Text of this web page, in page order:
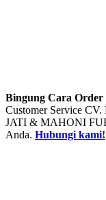
Bingung Cara Order
Customer Service
JATI & MAHONI
Anda. Hubungi kami!